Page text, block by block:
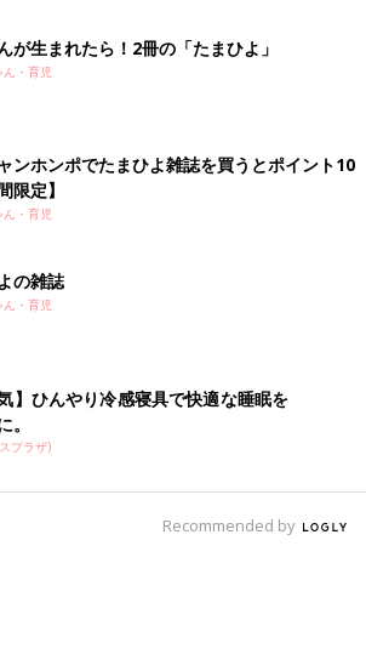
ル特典
てたまひよブースに来てくださった方には
ト！
えてね♪
が生まれたら！2冊の「たまひよ」
ん・育児
ンホンポでたまひよ雑誌を買うとポイント10
限定】
ん・育児
の雑誌
ん・育児
気】ひんやり冷感寝具で快適な睡眠を
。
プラザ)
Recommended by